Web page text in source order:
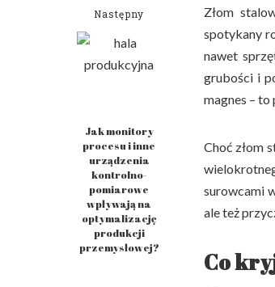
Następny
Jak monitory
procesu i inne
urządzenia
kontrolno-
pomiarowe
wpływają na
optymalizację
produkcji
przemysłowej?
Złom
spotykany
nawet
grubości i
magnes – to
Choć złom
surowcami
ale też
Co